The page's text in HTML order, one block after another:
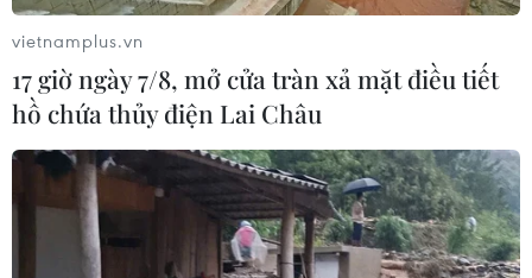
TIN CÙNG CHUYÊN MỤC
Cuộc tìm kiếm và vá lại những 'trái
tim lỗi '
vietnamplus.vn
17 giờ ngày 7/8, mở cửa tràn xả mặt điều tiết
hồ chứa thủy điện Lai Châu